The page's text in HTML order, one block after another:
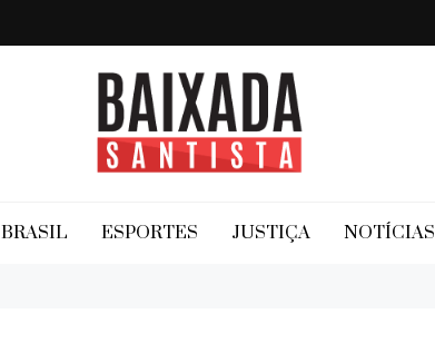
Baixada Santista
BRASIL ESPORTES JUSTIÇA NOTÍCIAS